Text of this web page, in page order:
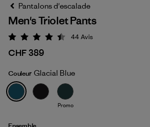
Glacial Blue
Pantalons d'escalade
Men's Triolet Pants
Évaluation: 4.4 / 5
44Avis
CHF 389
Couleur Glacial Blue
Promo